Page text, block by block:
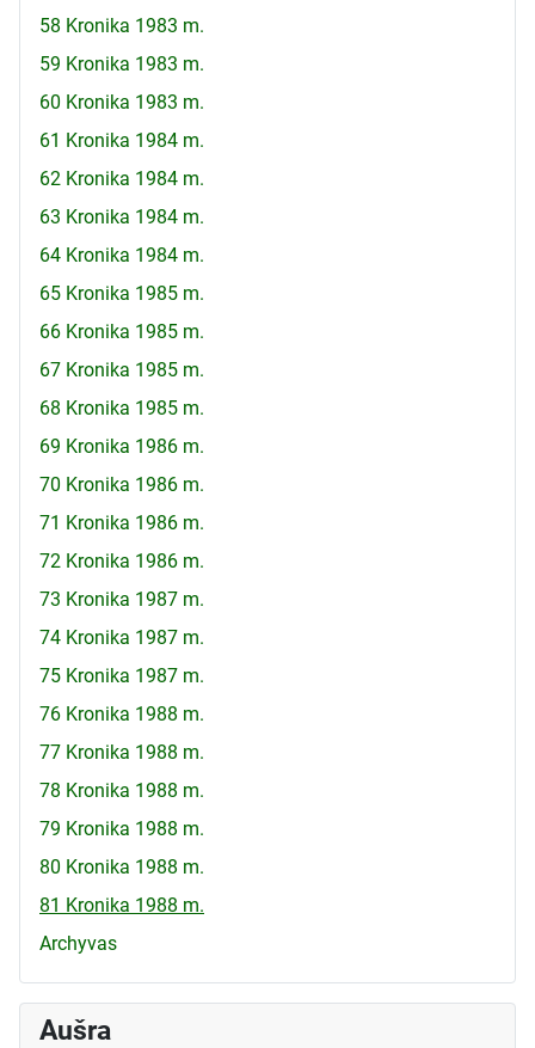
58 Kronika 1983 m.
59 Kronika 1983 m.
60 Kronika 1983 m.
61 Kronika 1984 m.
62 Kronika 1984 m.
63 Kronika 1984 m.
64 Kronika 1984 m.
65 Kronika 1985 m.
66 Kronika 1985 m.
67 Kronika 1985 m.
68 Kronika 1985 m.
69 Kronika 1986 m.
70 Kronika 1986 m.
71 Kronika 1986 m.
72 Kronika 1986 m.
73 Kronika 1987 m.
74 Kronika 1987 m.
75 Kronika 1987 m.
76 Kronika 1988 m.
77 Kronika 1988 m.
78 Kronika 1988 m.
79 Kronika 1988 m.
80 Kronika 1988 m.
81 Kronika 1988 m.
Archyvas
Aušra